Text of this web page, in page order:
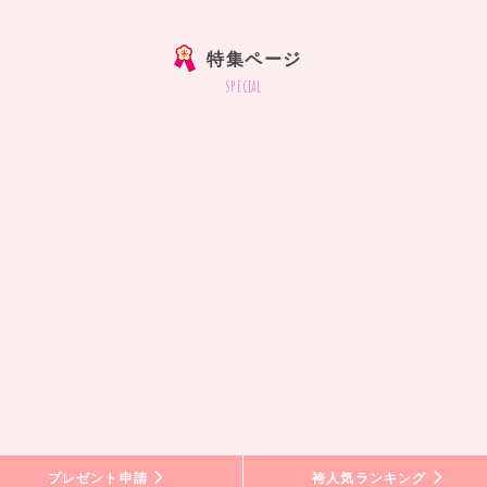
特集ページ
special
プレゼント申請 袴人気ランキング